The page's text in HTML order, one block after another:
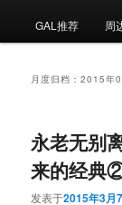
GAL推荐 周
月度归档：2015年
永老无别
来的经典
发表于2015年3月